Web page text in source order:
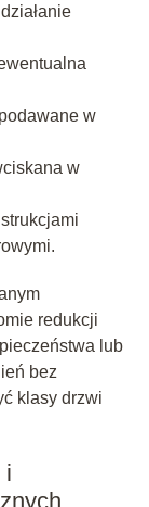
w
w
redukcji
lub
bez
klasy drzwi
i